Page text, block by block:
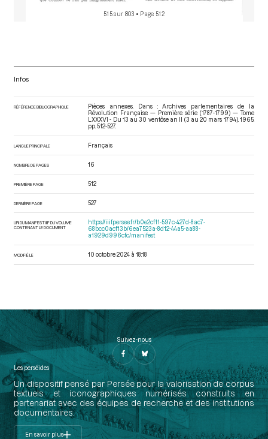
515 sur 803 • Page 512
Infos
RÉFÉRENCE BIBLIOGRAPHIQUE
Pièces annexes. Dans : Archives parlementaires de la
Révolution Française — Première série (1787-1799) — Tome
LXXXVI - Du 13 au 30 ventôse an II (3 au 20 mars 1794). 1965.
pp. 512-527.
LANGUE PRINCIPALE Français
NOMBRE DE PAGES 16
PREMIÈRE PAGE 512
DERNIÈRE PAGE 527
URI DU MANIFEST IIIF DU VOLUME
CONTENANT LE DOCUMENT
https://iiif.persee.fr/b0e2cf11-597c-427d-8ac7-
68bcc0acf13b/6ea7523a-8d12-44a5-aa88-
a1929d996cfc/manifest
MODIFIÉ LE 10 octobre 2024 à 18:18
Suivez-nous
Les perséides
Un dispositif pensé par Persée pour la valorisation de corpus
textuels et iconographiques numérisés construits en
partenariat avec des équipes de recherche et des institutions
documentaires.
En savoir plus